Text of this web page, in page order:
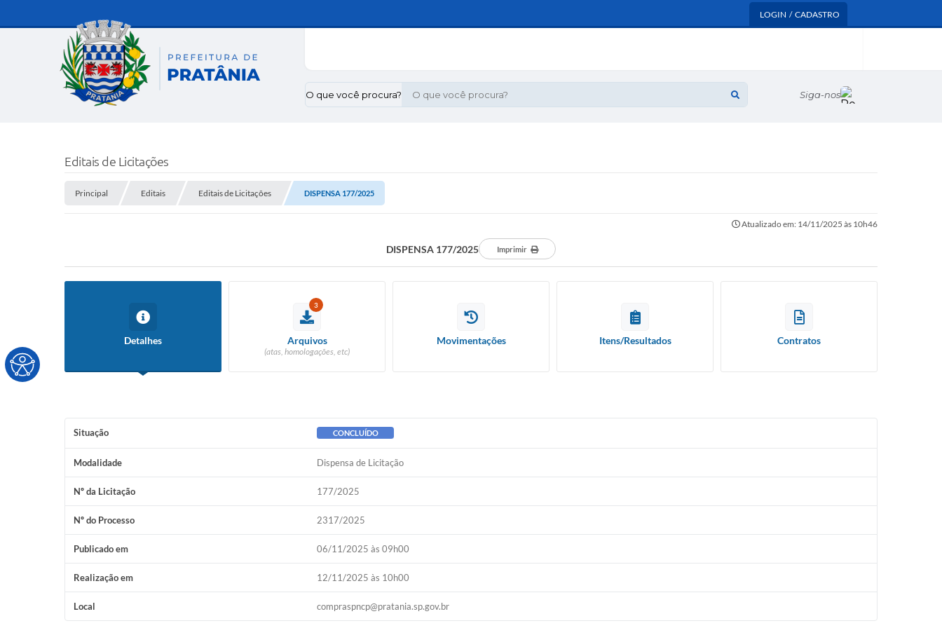
LOGIN / CADASTRO
O que você procura? Siga-nos
Editais de Licitações
Principal Editais Editais de Licitações DISPENSA 177/2025
Atualizado em: 14/11/2025 às 10h46
DISPENSA 177/2025 Imprimir
Detalhes
3
Arquivos
(atas, homologações, etc)
Movimentações Itens/Resultados Contratos
Situação CONCLUÍDO
Modalidade Dispensa de Licitação
Nº da Licitação 177/2025
Nº do Processo 2317/2025
Publicado em 06/11/2025 às 09h00
Realização em 12/11/2025 às 10h00
Local compraspncp@pratania.sp.gov.br